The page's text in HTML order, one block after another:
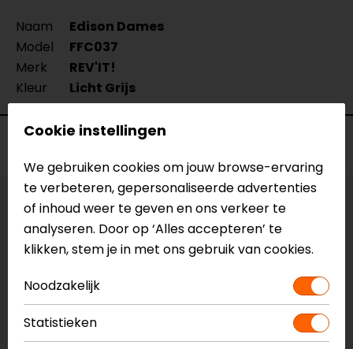
Naam
Edison Dames
Model
FFC037
Merk
REV'IT!
Kleur
Licht Grijs
Maat:S
Vestiging Apeldoorn
Vestiging Breda
Niet op voorraad
Vestiging Capelle a/d IJssel
Cookie instellingen
We gebruiken cookies om jouw browse-ervaring
te verbeteren, gepersonaliseerde advertenties
of inhoud weer te geven en ons verkeer te
analyseren. Door op ‘Alles accepteren’ te
klikken, stem je in met ons gebruik van cookies.
Noodzakelijk
Statistieken